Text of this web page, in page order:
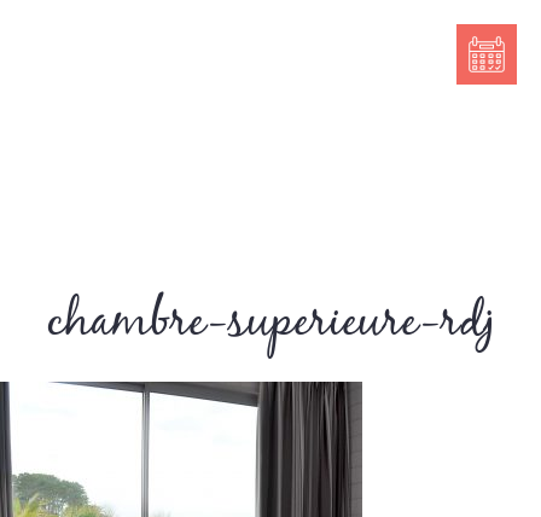
chambre-superieure-rdj